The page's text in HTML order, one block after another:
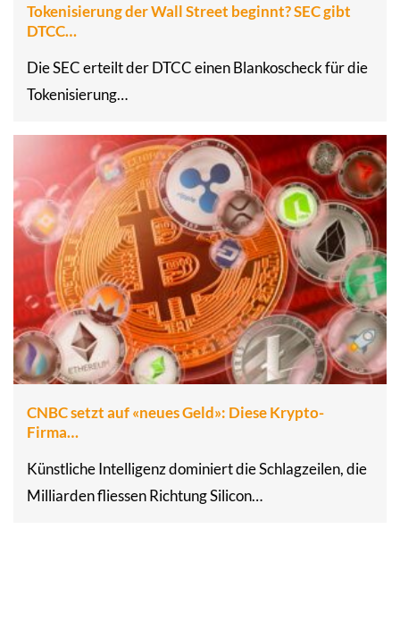
Tokenisierung der Wall Street beginnt? SEC gibt
DTCC…
Die SEC erteilt der DTCC einen Blankoscheck für die
Tokenisierung…
CNBC setzt auf «neues Geld»: Diese Krypto-
Firma…
Künstliche Intelligenz dominiert die Schlagzeilen, die
Milliarden fliessen Richtung Silicon…